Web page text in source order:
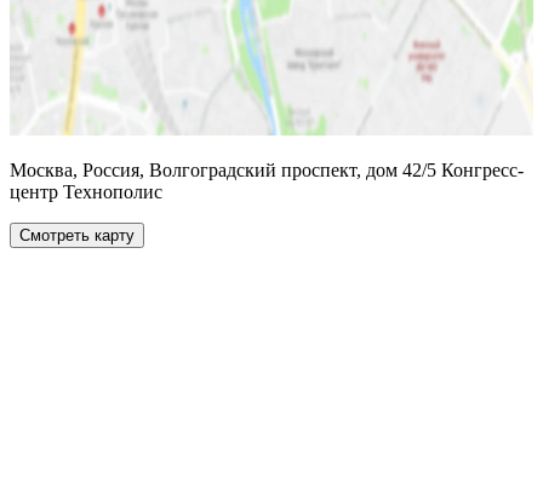
Москва, Россия, Волгоградский проспект, дом 42/5 Конгресс-
центр Технополис
Смотреть карту